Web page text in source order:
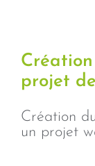
projet
Création
un projet